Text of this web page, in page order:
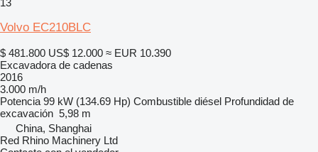
Volvo EC210BLC
$ 481.800 US$ 12.000 ≈ EUR 10.390
Excavadora de cadenas
2016
3.000 m/h
Potencia 99 kW (134.69 Hp) Combustible diésel Profundidad de
excavación 5,98 m
China, Shanghai
Red Rhino Machinery Ltd